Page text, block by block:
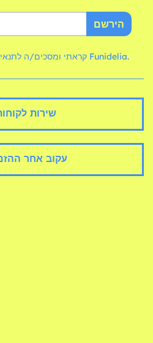
הירשם
קראתי ומסכים/ה של Funidelia.
שירות
עקוב אחר